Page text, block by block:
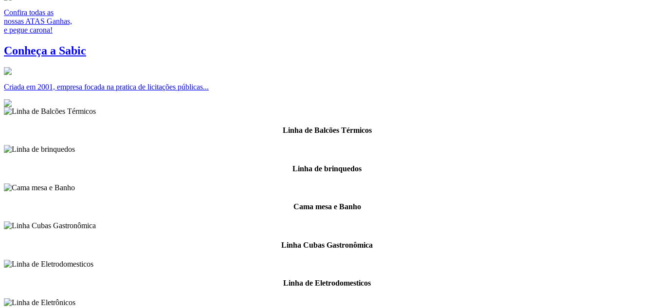
Confira todas as
nossas ATAS Ganhas,
e pegue carona!
Conheça a Sabic
Criada em 2001, empresa focada na pratica de licitações públicas...
Linha de Balcões Térmicos
Linha de brinquedos
Cama mesa e Banho
Linha Cubas Gastronômica
Linha de Eletrodomesticos